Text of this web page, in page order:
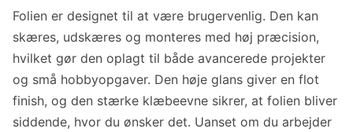
Folien er designet til at være brugervenlig. Den kan
skæres, udskæres og monteres med høj præcision,
hvilket gør den oplagt til både avancerede projekter
og små hobbyopgaver. Den høje glans giver en flot
finish, og den stærke klæbeevne sikrer, at folien bliver
siddende, hvor du ønsker det. Uanset om du arbejder